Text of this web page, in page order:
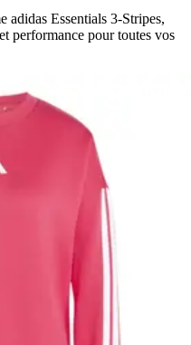
adidas Essentials 3-Stripes,
performance pour toutes vos